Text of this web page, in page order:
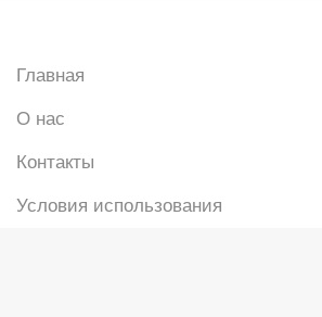
Главная
О нас
Контакты
Условия использования